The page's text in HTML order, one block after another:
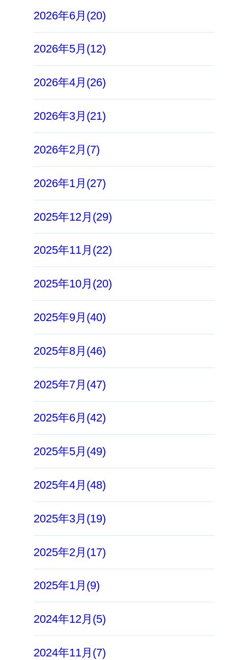
2026年6月(20)
2026年5月(12)
2026年4月(26)
2026年3月(21)
2026年2月(7)
2026年1月(27)
2025年12月(29)
2025年11月(22)
2025年10月(20)
2025年9月(40)
2025年8月(46)
2025年7月(47)
2025年6月(42)
2025年5月(49)
2025年4月(48)
2025年3月(19)
2025年2月(17)
2025年1月(9)
2024年12月(5)
2024年11月(7)